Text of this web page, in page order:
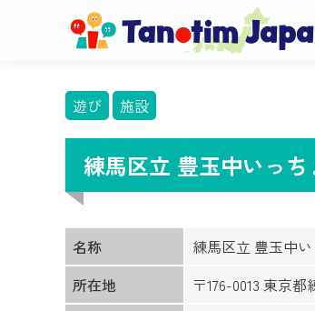
遊び 施設
練馬区立 豊玉中いっ
名称
練馬区立 豊玉中
所在地
〒176-0013 東京